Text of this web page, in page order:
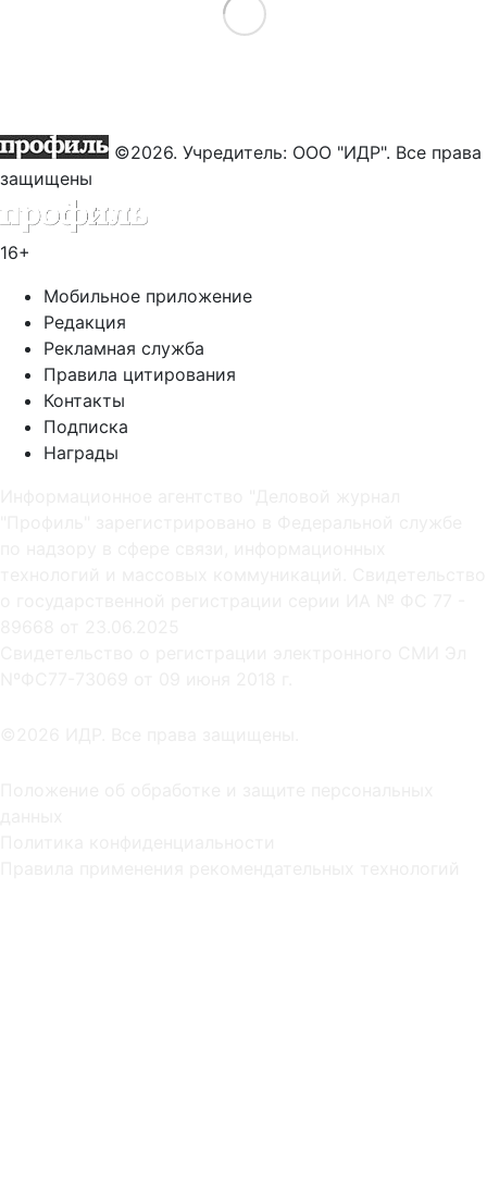
Load More
©2026. Учредитель: ООО "ИДР". Все права
защищены
16+
Мобильное приложение
Редакция
Рекламная служба
Правила цитирования
Контакты
Подписка
Награды